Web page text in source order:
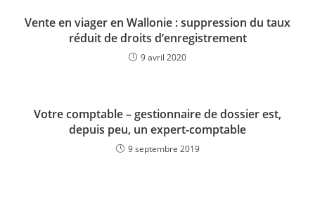
Vente en viager en Wallonie : suppression du taux
réduit de droits d’enregistrement
9 avril 2020
Votre comptable – gestionnaire de dossier est,
depuis peu, un expert-comptable
9 septembre 2019